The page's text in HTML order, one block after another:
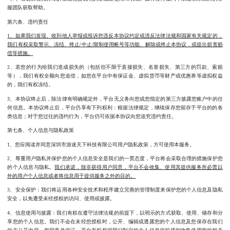
服团队获取帮助。
第六条、违约责任
1、如果我们发现、收到他人举报或投诉您违反本协议约定或违反法律法规和国家有关规定的，
我们有权采取警示、冻结、终止/中止/限制使用帐号等功能、解除或终止本协议，或提出损害赔
偿等措施。
2、若您的行为给我们造成损失的（包括但不限于直接损失、名誉损失、第三方的罚款、索赔
等），我们有权全额向您追偿，如您在平台中有保证金、虚拟货币等财产或优惠券等虚拟权益
的，我们有权冻结。
3、本协议终止后，除法律有明确规定外，平台无义务向您或您指定的第三方披露您账户中的任
何信息。本协议终止后，平台仍享有下列权利：根据法律规定，继续保存您留存于平台的的各
类信息；对于您过往的违约行为，平台仍可依据本协议向您追究违约责任。
第七条、个人信息与隐私政策
1、您应阅读并同意深圳市游迷天下科技有限公司用户隐私政策，方可使用本服务。
2、尊重用户隐私并保护您的个人信息安全是我们的一贯态度，平台将会采取合理的措施保护您
的个人信息与隐私。我们承诺，除非获得用户同意，平台不会收集、使用其提供服务所必需以
外的用户个人信息或者将信息用于提供服务之外的目的。
3、安全保护：我们将运用各种安全技术和程序建立完善的管理制度来保护您的个人信息及隐私
安全，以免遭受未经授权的访问、使用或披露。
4、信息使用与披露：我们有权在遵守法律法规的前提下，以明示的方式获取、使用、储存和分
享您的个人信息。我们不会在未经您授权时，公开、编辑或透露您的个人信息及您保存在我们